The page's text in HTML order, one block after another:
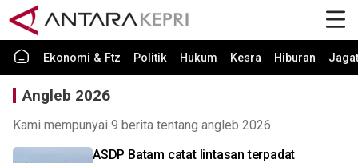
Ekonomi & Ftz Politik Hukum Kesra Hiburan Jagat
Angleb 2026
Kami mempunyai 9 berita tentang angleb 2026.
ASDP Batam catat lintasan terpadat